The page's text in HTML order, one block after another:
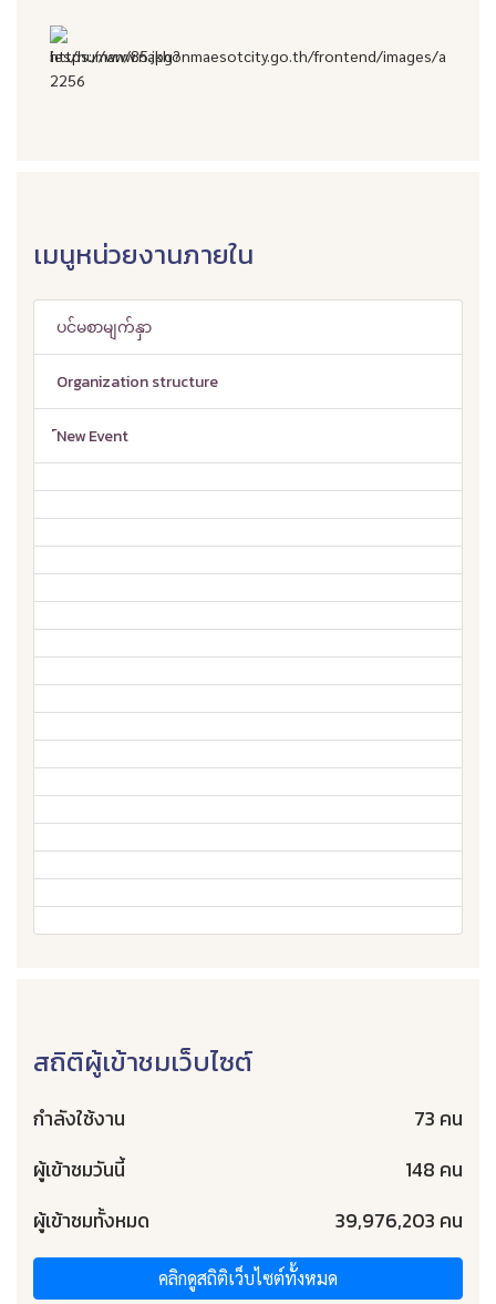
เมนูหน่วยงานภายใน
ပင်မစာမျက်နှာ
Organization structure
์New Event
สถิติผู้เข้าชมเว็บไซต์
กำลังใช้งาน
73 คน
ผู้เข้าชมวันนี้
148 คน
ผู้เข้าชมทั้งหมด
39,976,203 คน
คลิกดูสถิติเว็บไซต์ทั้งหมด